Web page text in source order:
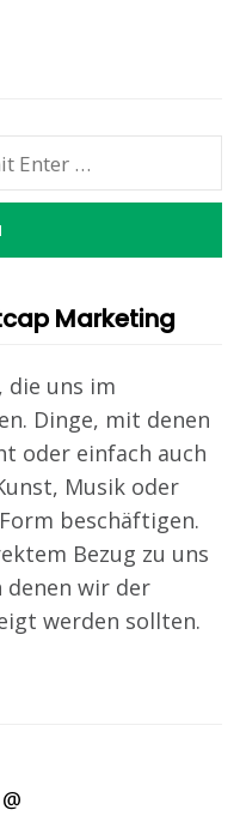
Marketing
die uns im
Dinge, mit denen
oder einfach auch
Musik oder
beschäftigen.
Bezug zu uns
denen wir der
werden sollten.